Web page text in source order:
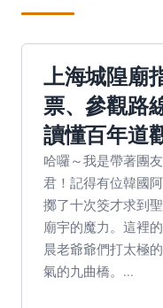
上海城隍廟
票、參觀路
讀懂百年道
哈囉～我是帶著團
君！記得有位韓國
擲了十次筊才求到
廟宇的魔力。這裡
晨老爺爺們打太極
氣的九曲橋。...